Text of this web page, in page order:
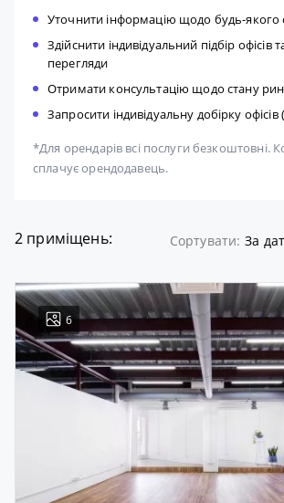
Уточнити інформацію щодо будь-якого
Здійснити індивідуальний підбір офісів
перегляди
Отримати консультацію щодо стану
Запросити індивідуальну добірку офісів
*Для орендарів всі послуги безкоштовні.
сплачує орендодавець.
2 приміщень: Сортувати: За
6